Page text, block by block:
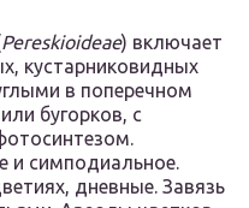
Pereskioideae) включает
кустарниковидных
в поперечном
бугорков, с
и симподиальное.
дневные. Завязь